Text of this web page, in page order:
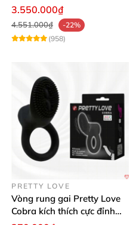
Thật, App Điều Khiển
3.550.000₫
4.551.000₫
-22%
(958)
PRETTY LOVE
Vòng rung gai Pretty Love
Cobra kích thích cực đỉnh